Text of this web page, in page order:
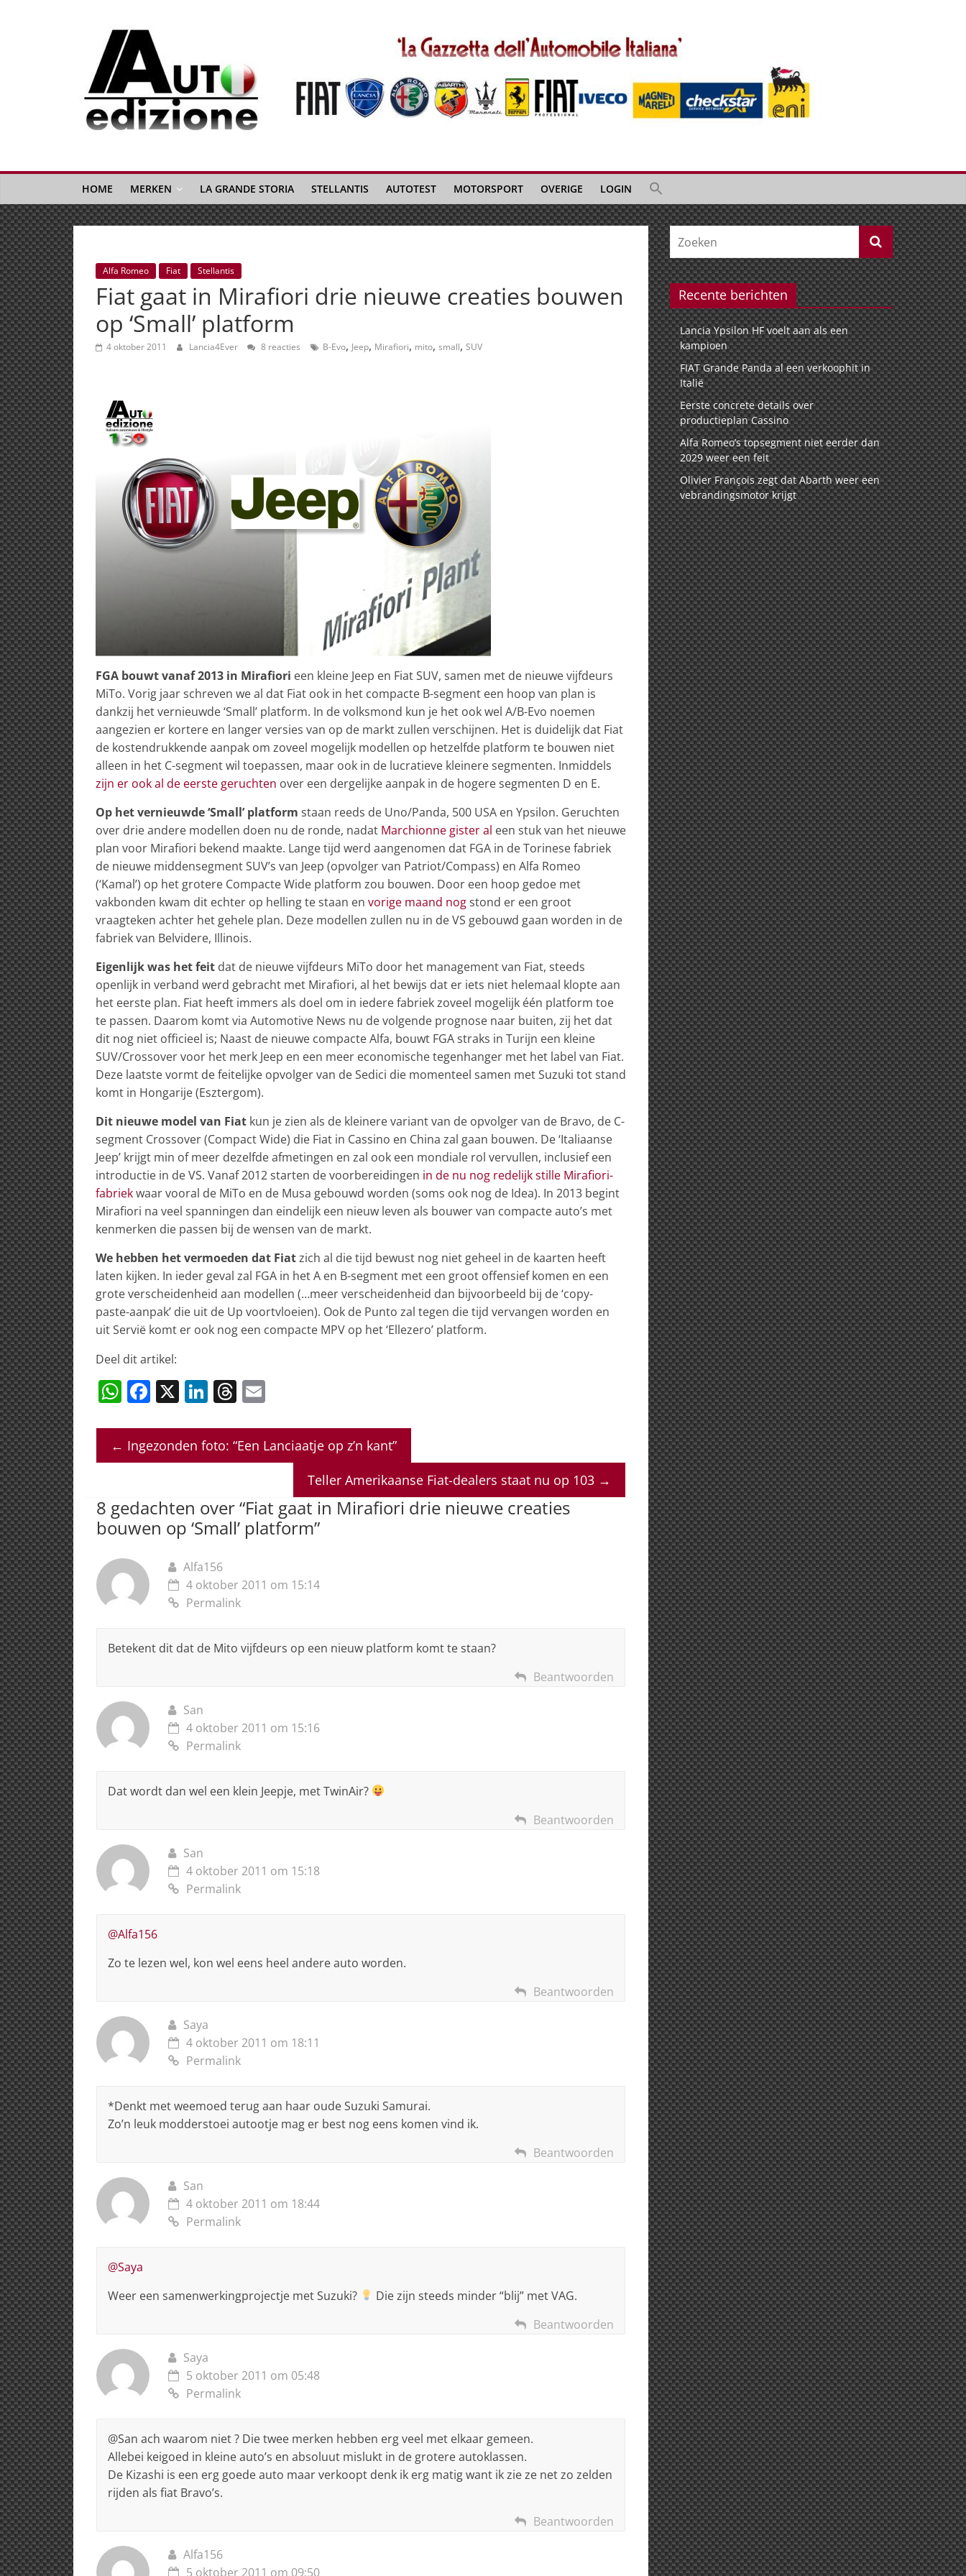
Auto
Edizione
La
Gazetta
dell'Automobile
Italiana
|
Italiaans
autonieuws
&
lifestyle
HOME MERKEN LA GRANDE STORIA STELLANTIS AUTOTEST MOTORSPORT OVERIGE LOGIN
Alfa Romeo Fiat Stellantis
Fiat gaat in Mirafiori drie nieuwe creaties bouwen
op ‘Small’ platform
4 oktober 2011 Lancia4Ever 8 reacties B-Evo, Jeep, Mirafiori, mito, small, SUV
FGA bouwt vanaf 2013 in Mirafiori een kleine Jeep en Fiat SUV, samen met de nieuwe vijfdeurs
MiTo. Vorig jaar schreven we al dat Fiat ook in het compacte B-segment een hoop van plan is
dankzij het vernieuwde ‘Small’ platform. In de volksmond kun je het ook wel A/B-Evo noemen
aangezien er kortere en langer versies van op de markt zullen verschijnen. Het is duidelijk dat Fiat
de kostendrukkende aanpak om zoveel mogelijk modellen op hetzelfde platform te bouwen niet
alleen in het C-segment wil toepassen, maar ook in de lucratieve kleinere segmenten. Inmiddels
zijn er ook al de eerste geruchten over een dergelijke aanpak in de hogere segmenten D en E.
Op het vernieuwde ‘Small’ platform staan reeds de Uno/Panda, 500 USA en Ypsilon. Geruchten
over drie andere modellen doen nu de ronde, nadat Marchionne gister al een stuk van het nieuwe
plan voor Mirafiori bekend maakte. Lange tijd werd aangenomen dat FGA in de Torinese fabriek
de nieuwe middensegment SUV’s van Jeep (opvolger van Patriot/Compass) en Alfa Romeo
(‘Kamal’) op het grotere Compacte Wide platform zou bouwen. Door een hoop gedoe met
vakbonden kwam dit echter op helling te staan en vorige maand nogstond er een groot
vraagteken achter het gehele plan. Deze modellen zullen nu in de VS gebouwd gaan worden in de
fabriek van Belvidere, Illinois.
Eigenlijk was het feit dat de nieuwe vijfdeurs MiTo door het management van Fiat, steeds
openlijk in verband werd gebracht met Mirafiori, al het bewijs dat er iets niet helemaal klopte aan
het eerste plan. Fiat heeft immers als doel om in iedere fabriek zoveel mogelijk één platform toe
te passen. Daarom komt via Automotive News nu de volgende prognose naar buiten, zij het dat
dit nog niet officieel is; Naast de nieuwe compacte Alfa, bouwt FGA straks in Turijn een kleine
SUV/Crossover voor het merk Jeep en een meer economische tegenhanger met het label van Fiat.
Deze laatste vormt de feitelijke opvolger van de Sedici die momenteel samen met Suzuki tot stand
komt in Hongarije (Esztergom).
Dit nieuwe model van Fiat kun je zien als de kleinere variant van de opvolger van de Bravo, de C-
segment Crossover (Compact Wide) die Fiat in Cassino en China zal gaan bouwen. De ‘Italiaanse
Jeep’ krijgt min of meer dezelfde afmetingen en zal ook een mondiale rol vervullen, inclusief een
introductie in de VS. Vanaf 2012 starten de voorbereidingen in de nu nog redelijk stille Mirafiori-
fabriekwaar vooral de MiTo en de Musa gebouwd worden (soms ook nog de Idea). In 2013 begint
Mirafiori na veel spanningen dan eindelijk een nieuw leven als bouwer van compacte auto’s met
kenmerken die passen bij de wensen van de markt.
We hebben het vermoeden dat Fiatzich al die tijd bewust nog niet geheel in de kaarten heeft
laten kijken. In ieder geval zal FGA in het A en B-segment met een groot offensief komen en een
grote verscheidenheid aan modellen (…meer verscheidenheid dan bijvoorbeeld bij de ‘copy-
paste-aanpak’ die uit de Up voortvloeien). Ook de Punto zal tegen die tijd vervangen worden en
uit Servië komt er ook nog een compacte MPV op het ‘Ellezero’ platform.
Deel dit artikel:
W
at
s
p
p
F
c
e
o
o
X Li
k
e
n
T
re
a
s
ai
l
← Ingezonden foto: “Een Lanciaatje op z’n kant”
Teller Amerikaanse Fiat-dealers staat nu op 103 →
8 gedachten over “Fiat gaat in Mirafiori drie nieuwe creaties
bouwen op ‘Small’ platform”
Alfa156
4 oktober 2011 om 15:14
Permalink
Betekent dit dat de Mito vijfdeurs op een nieuw platform komt te staan?
Beantwoorden
San
4 oktober 2011 om 15:16
Permalink
Dat wordt dan wel een klein Jeepje, met TwinAir?
Beantwoorden
San
4 oktober 2011 om 15:18
Permalink
@Alfa156
Zo te lezen wel, kon wel eens heel andere auto worden.
Beantwoorden
Saya
4 oktober 2011 om 18:11
Permalink
*Denkt met weemoed terug aan haar oude Suzuki Samurai.
Zo’n leuk modderstoei autootje mag er best nog eens komen vind ik.
Beantwoorden
San
4 oktober 2011 om 18:44
Permalink
@Saya
Weer een samenwerkingprojectje met Suzuki?
Die zijn steeds minder “blij” met VAG.
Beantwoorden
Saya
5 oktober 2011 om 05:48
Permalink
@San ach waarom niet ? Die twee merken hebben erg veel met elkaar gemeen.
Allebei keigoed in kleine auto’s en absoluut mislukt in de grotere autoklassen.
De Kizashi is een erg goede auto maar verkoopt denk ik erg matig want ik zie ze net zo zelden
rijden als fiat Bravo’s.
Beantwoorden
Alfa156
5 oktober 2011 om 09:50
Recente berichten
Lancia Ypsilon HF voelt aan als een
kampioen
FIAT Grande Panda al een verkoophit in
Italië
Eerste concrete details over
productieplan Cassino
Alfa Romeo’s topsegment niet eerder dan
2029 weer een feit
Olivier François zegt dat Abarth weer een
vebrandingsmotor krijgt